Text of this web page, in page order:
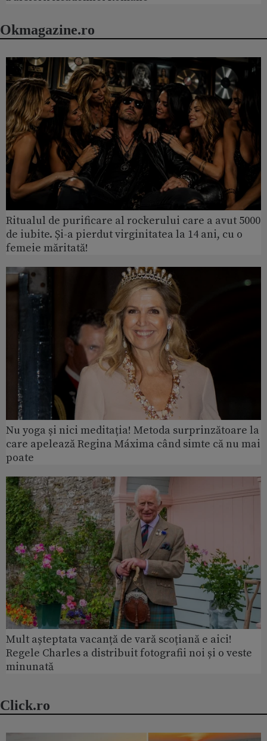
Okmagazine.ro
Ritualul de purificare al rockerului care a avut 5000
de iubite. Și-a pierdut virginitatea la 14 ani, cu o
femeie măritată!
Nu yoga și nici meditația! Metoda surprinzătoare la
care apelează Regina Máxima când simte că nu mai
poate
Mult așteptata vacanță de vară scoțiană e aici!
Regele Charles a distribuit fotografii noi și o veste
minunată
Click.ro